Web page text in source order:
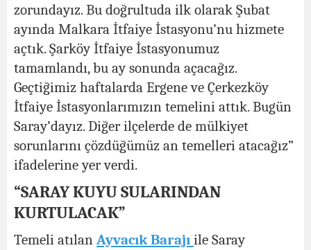
zorundayız. Bu doğrultuda ilk olarak Şubat
ayında Malkara İtfaiye İstasyonu’nu hizmete
açtık. Şarköy İtfaiye İstasyonumuz
tamamlandı, bu ay sonunda açacağız.
Geçtiğimiz haftalarda Ergene ve Çerkezköy
İtfaiye İstasyonlarımızın temelini attık. Bugün
Saray’dayız. Diğer ilçelerde de mülkiyet
sorunlarını çözdüğümüz an temelleri atacağız”
ifadelerine yer verdi.
“SARAY KUYU SULARINDAN
KURTULACAK”
Temeli atılan Ayvacık Barajı ile Saray